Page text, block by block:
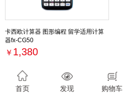
卡西欧计算器 图形编程 留学适用计算
器fx-CG50
￥ 1,380
最新活动
首页 发现 购物车